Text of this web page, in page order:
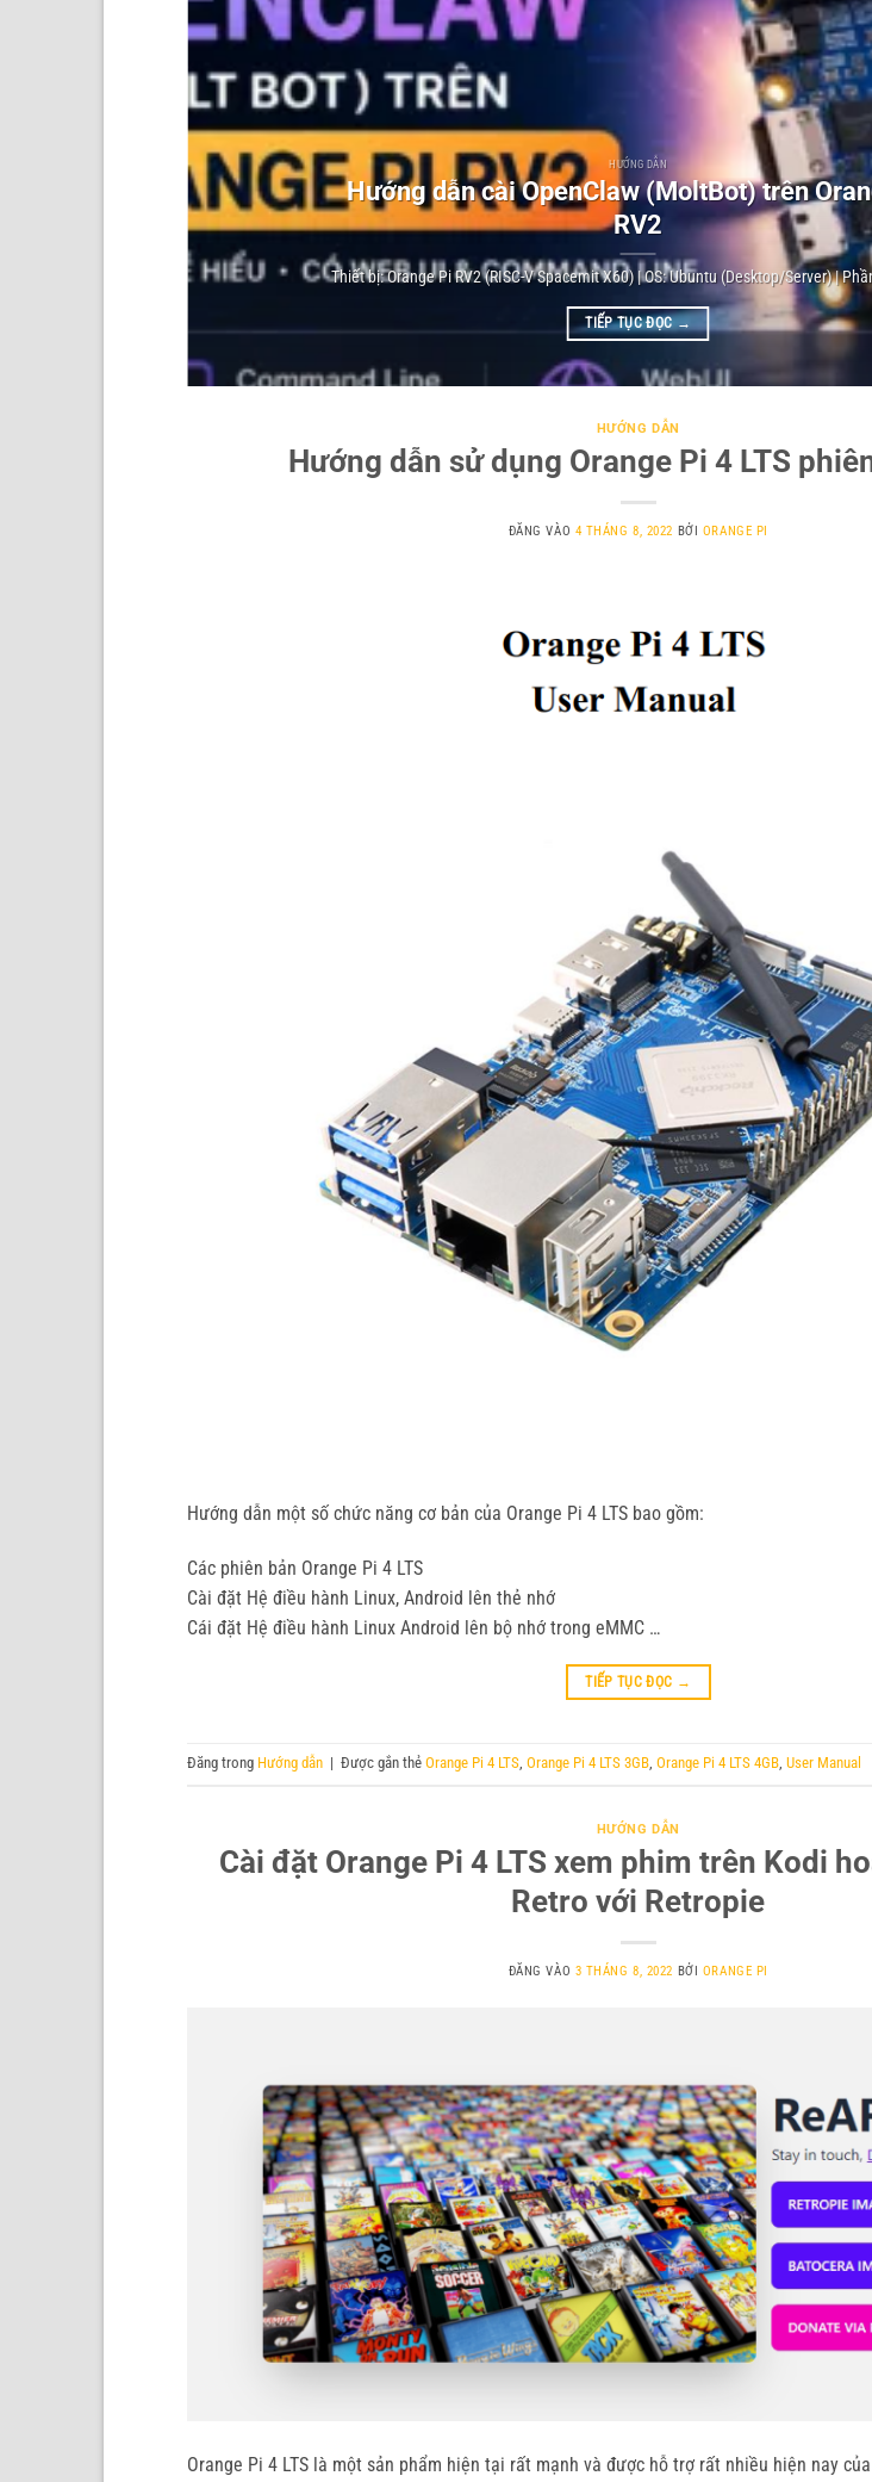
HƯỚNG DẪN
Hướng dẫn cài OpenClaw (MoltBot) trên
RV2
Thiết bị: Orange Pi RV2 (RISC-V Spacemit X60) | OS: Ubuntu (Desktop/Server) |
TIẾP TỤC ĐỌC →
HƯỚNG DẪN
Hướng dẫn sử dụng Orange Pi 4 LTS
ĐĂNG VÀO 4 THÁNG 8, 2022 BỞI ORANGE PI
Hướng dẫn một số chức năng cơ bản của Orange Pi 4 LTS bao gồm:
Các phiên bản Orange Pi 4 LTS
Cài đặt Hệ điều hành Linux, Android lên thẻ nhớ
Cái đặt Hệ điều hành Linux Android lên bộ nhớ trong eMMC …
TIẾP TỤC ĐỌC →
Đăng trong Hướng dẫn | Được gắn thẻ Orange Pi 4 LTS, Orange Pi 4 LTS 3GB, Orange Pi 4 LTS 4GB, User Manual
HƯỚNG DẪN
Cài đặt Orange Pi 4 LTS xem phim trên Kodi
Retro với Retropie
ĐĂNG VÀO 3 THÁNG 8, 2022 BỞI ORANGE PI
Orange Pi 4 LTS là một sản phẩm hiện tại rất mạnh và được hỗ trợ rất nhiều hiện nay